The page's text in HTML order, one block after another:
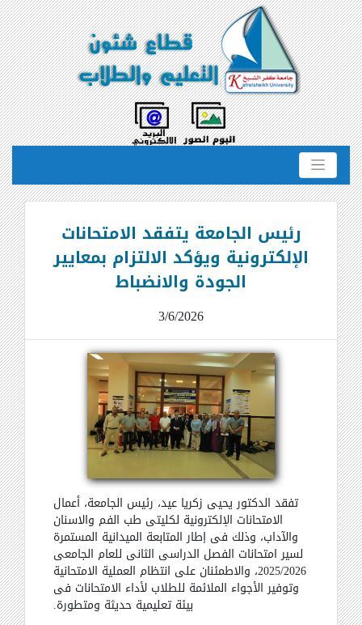
رئيس الجامعة يتفقد الامتحانات
الإلكترونية ويؤكد الالتزام بمعايير
الجودة والانضباط
3/6/2026
تفقد الدكتور يحيى زكريا عيد، رئيس الجامعة، أعمال
الامتحانات الإلكترونية لكليتي طب الفم والاسنان
والآداب، وذلك في إطار المتابعة الميدانية المستمرة
لسير امتحانات الفصل الدراسي الثاني للعام الجامعي
2025/2026، والاطمئنان على انتظام العملية الامتحانية
وتوفير الأجواء الملائمة للطلاب لأداء الامتحانات في
بيئة تعليمية حديثة ومتطورة.